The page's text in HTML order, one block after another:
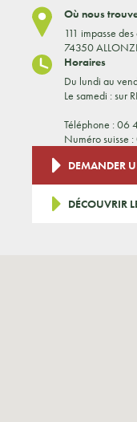
Où nous
111 impasse
74350
Horaires
Du lundi au
Le samedi : sur
Téléphone : 06
Numéro suisse
DEMANDER
DÉCOUVRIR